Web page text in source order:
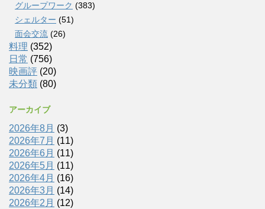
グループワーク (383)
シェルター (51)
面会交流 (26)
料理 (352)
日常 (756)
映画評 (20)
未分類 (80)
アーカイブ
2026年8月 (3)
2026年7月 (11)
2026年6月 (11)
2026年5月 (11)
2026年4月 (16)
2026年3月 (14)
2026年2月 (12)